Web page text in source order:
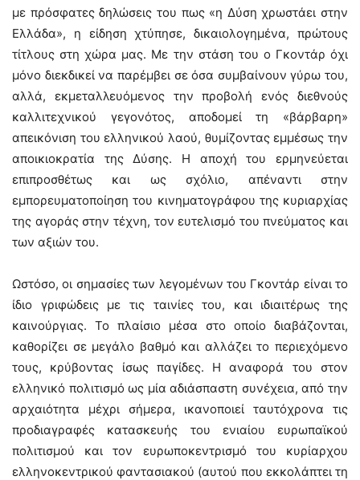
με πρόσφατες δηλώσεις του πως «η Δύση χρωστάει στην
Ελλάδα», η είδηση χτύπησε, δικαιολογημένα, πρώτους
τίτλους στη χώρα μας. Με την στάση του ο Γκοντάρ όχι
μόνο διεκδικεί να παρέμβει σε όσα συμβαίνουν γύρω του,
αλλά, εκμεταλλευόμενος την προβολή ενός διεθνούς
καλλιτεχνικού γεγονότος, αποδομεί τη «βάρβαρη»
απεικόνιση του ελληνικού λαού, θυμίζοντας εμμέσως την
αποικιοκρατία της Δύσης. Η αποχή του ερμηνεύεται
επιπροσθέτως και ως σχόλιο, απέναντι στην
εμπορευματοποίηση του κινηματογράφου της κυριαρχίας
της αγοράς στην τέχνη, τον ευτελισμό του πνεύματος και
των αξιών του.
Ωστόσο, οι σημασίες των λεγομένων του Γκοντάρ είναι το
ίδιο γριφώδεις με τις ταινίες του, και ιδιαιτέρως της
καινούργιας. Το πλαίσιο μέσα στο οποίο διαβάζονται,
καθορίζει σε μεγάλο βαθμό και αλλάζει το περιεχόμενο
τους, κρύβοντας ίσως παγίδες. Η αναφορά του στον
ελληνικό πολιτισμό ως μία αδιάσπαστη συνέχεια, από την
αρχαιότητα μέχρι σήμερα, ικανοποιεί ταυτόχρονα τις
προδιαγραφές κατασκευής του ενιαίου ευρωπαϊκού
πολιτισμού και τον ευρωποκεντρισμό του κυρίαρχου
ελληνοκεντρικού φαντασιακού (αυτού που εκκολάπτει τη